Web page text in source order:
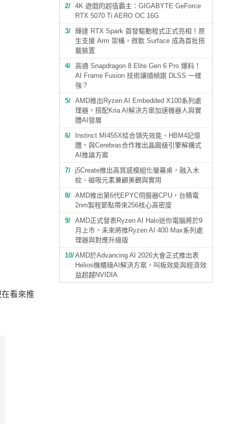
看來推
2
4K 遊戲的超值霸主：GIGABYTE GeForce
RTX 5070 Ti AERO OC 16G
3
輝達 RTX Spark 首發驅動程式正式亮相！原
生支援 Arm 架構，微軟 Surface 成為首批搭
載裝置
4
高通 Snapdragon 8 Elite Gen 6 Pro 爆料！
AI Frame Fusion 技術讓插幀跟 DLSS 一樣
強？
5
AMD推出Ryzen AI Embedded X100系列處
理器，搭配Kria AI解決方案加速機器人與實
體AI發展
6
Instinct MI455X結合領先效能、HBM4記憶
體，與Cerebras合作推出晶圓級引擎解構式
AI推論方案
7
j5Create推出高質感模組化螢幕桌，融入木
紋、磁吸元素兼顧美觀與實用
8
AMD推出第6代EPYC伺服器CPU，台積電
2nm製程節點帶來256核心高密度
9
AMD正式發表Ryzen AI Halo迷你電腦將於9
月上市，未來將推Ryzen AI 400 Max系列處
理器與對應升級版
10 AMD於Advancing AI 2026大會正式推出表
Helios機櫃級AI解決方案，叫板效能與經濟效
益超越NVIDIA